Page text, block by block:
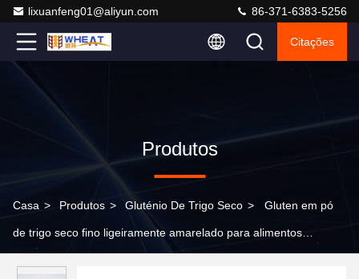
lixuanfeng01@aliyun.com 86-371-6383-5256
Citações
Produtos
Casa > Produtos > Gluténio De Trigo Seco > Gluten em pó
de trigo seco fino ligeiramente amarelado para alimentos